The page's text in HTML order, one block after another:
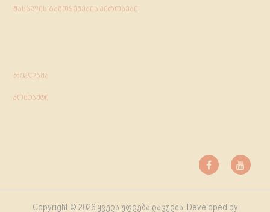
მასალის გამოყენების პირობები
რეკლამა
კონტაქტი
Copyright © 2026 ყველა უფლება დაცულია. Developed by